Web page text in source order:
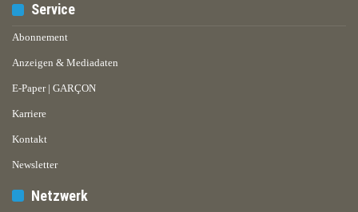
Service
Abonnement
Anzeigen & Mediadaten
E-Paper | GARÇON
Karriere
Kontakt
Newsletter
Netzwerk